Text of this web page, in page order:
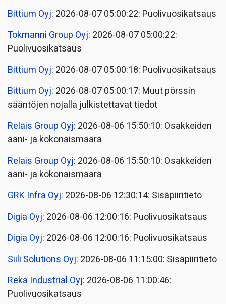
Bittium Oyj: 2026-08-07 05:00:22: Puolivuosikatsaus
Tokmanni Group Oyj: 2026-08-07 05:00:22:
Puolivuosikatsaus
Bittium Oyj: 2026-08-07 05:00:18: Puolivuosikatsaus
Bittium Oyj: 2026-08-07 05:00:17: Muut pörssin
sääntöjen nojalla julkistettavat tiedot
Relais Group Oyj: 2026-08-06 15:50:10: Osakkeiden
ääni- ja kokonaismäärä
Relais Group Oyj: 2026-08-06 15:50:10: Osakkeiden
ääni- ja kokonaismäärä
GRK Infra Oyj: 2026-08-06 12:30:14: Sisäpiiritieto
Digia Oyj: 2026-08-06 12:00:16: Puolivuosikatsaus
Digia Oyj: 2026-08-06 12:00:16: Puolivuosikatsaus
Siili Solutions Oyj: 2026-08-06 11:15:00: Sisäpiiritieto
Reka Industrial Oyj: 2026-08-06 11:00:46:
Puolivuosikatsaus